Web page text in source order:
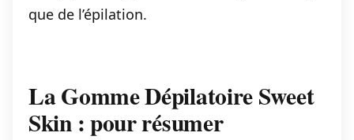
que de l’épilation.
La Gomme Dépilatoire Sweet
Skin : pour résumer